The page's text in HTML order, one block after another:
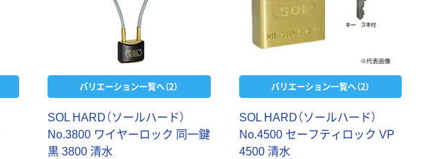
バリエーション一覧へ（2）
SOL HARD（ソールハード）
No.3800 ワイヤーロック 同一鍵
黒 3800 清水
バリエーション一覧へ（2）
SOL HARD（ソールハード）
No.4500 セーフティロック VP
4500 清水
アイアイ ボック
ス付南京錠 スペ
ス
￥3,300~
カゴへ
￥2,185
人気商品
【キーホルダー】
JIELISI キーボ
ックス 専用キー